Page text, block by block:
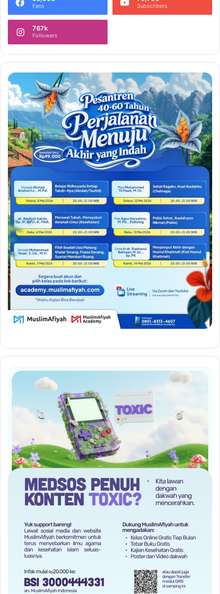
Fans Subscribers
767k
Followers